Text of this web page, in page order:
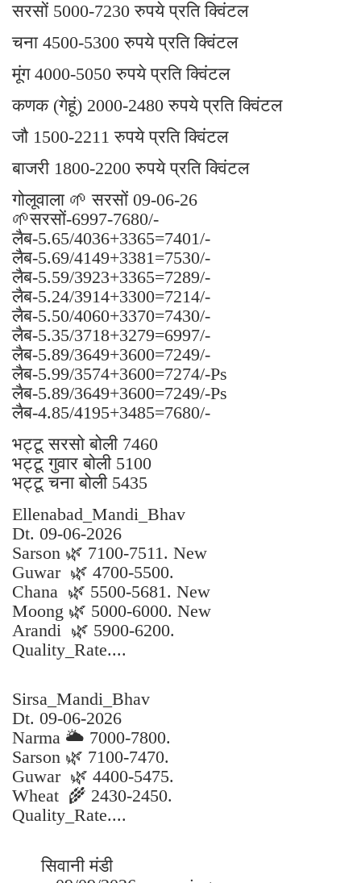
सरसों 5000-7230 रुपये प्रति क्विंटल
चना 4500-5300 रुपये प्रति क्विंटल
मूंग 4000-5050 रुपये प्रति क्विंटल
कणक (गेहूं) 2000-2480 रुपये प्रति क्विंटल
जौ 1500-2211 रुपये प्रति क्विंटल
बाजरी 1800-2200 रुपये प्रति क्विंटल
गोलूवाला 🌱 सरसों 09-06-26
🌱सरसों-6997-7680/-
लैब-5.65/4036+3365=7401/-
लैब-5.69/4149+3381=7530/-
लैब-5.59/3923+3365=7289/-
लैब-5.24/3914+3300=7214/-
लैब-5.50/4060+3370=7430/-
लैब-5.35/3718+3279=6997/-
लैब-5.89/3649+3600=7249/-
लैब-5.99/3574+3600=7274/-Ps
लैब-5.89/3649+3600=7249/-Ps
लैब-4.85/4195+3485=7680/-
भट्टू सरसो बोली 7460
भट्टू गुवार बोली 5100
भट्टू चना बोली 5435
Ellenabad_Mandi_Bhav
Dt. 09-06-2026
Sarson 🌿 7100-7511. New
Guwar 🌿 4700-5500.
Chana 🌿 5500-5681. New
Moong 🌿 5000-6000. New
Arandi 🌿 5900-6200.
Quality_Rate....
Sirsa_Mandi_Bhav
Dt. 09-06-2026
Narma 🌥️ 7000-7800.
Sarson 🌿 7100-7470.
Guwar 🌿 4400-5475.
Wheat 🌾 2430-2450.
Quality_Rate....
सिवानी मंडी